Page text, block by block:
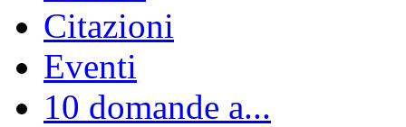
Citazioni
Eventi
10 domande a...